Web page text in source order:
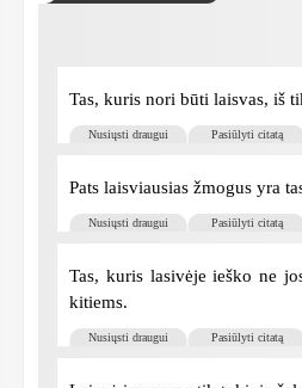
Tas, kuris nori būti laisvas, iš
Nusiųsti draugui Pasiūlyti citatą
Pats laisviausias žmogus yra
Nusiųsti draugui Pasiūlyti citatą
Tas, kuris lasivėje ieško ne
kitiems.
Nusiųsti draugui Pasiūlyti citatą